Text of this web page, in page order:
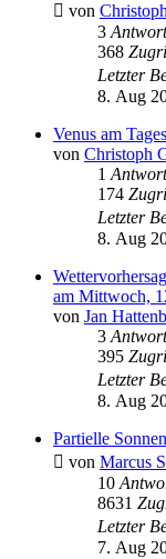
von
3
368
Letzter
8. Aug
Venus am
von Christoph
1
174
Letzter
8. Aug
am Mittwoch,
von Jan
3
395
Letzter
8. Aug
Partielle
von Marcus
10
8631
Letzter
7. Aug